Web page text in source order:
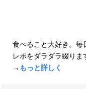
食べること大好き。毎
レポをダラダラ綴りま
→ もっと詳しく